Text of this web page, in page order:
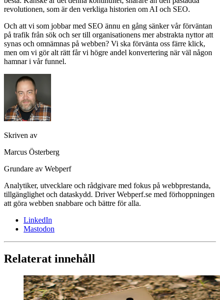
revolutionen, som är den verkliga historien om AI och SEO.
Och att vi som jobbar med SEO ännu en gång sänker vår förväntan
på trafik från sök och ser till organisationens mer abstrakta nyttor att
synas och omnämnas på webben? Vi ska förvänta oss färre klick,
men om vi gör alt rätt får vi högre andel konvertering när väl någon
hamnar i vår funnel.
Skriven av
Marcus Österberg
Grundare av Webperf
Analytiker, utvecklare och rådgivare med fokus på webbprestanda,
tillgänglighet och dataskydd. Driver Webperf.se med förhoppningen
att göra webben snabbare och bättre för alla.
LinkedIn
Mastodon
Relaterat innehåll